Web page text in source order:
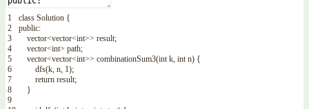
1
2
3
4
5
6
7
8
9
class Solution {
public:
vector<vector<int>> result;
vector<int> path;
vector<vector<int>> combinationSum3(int k, int n) {
dfs(k, n, 1);
return result;
}